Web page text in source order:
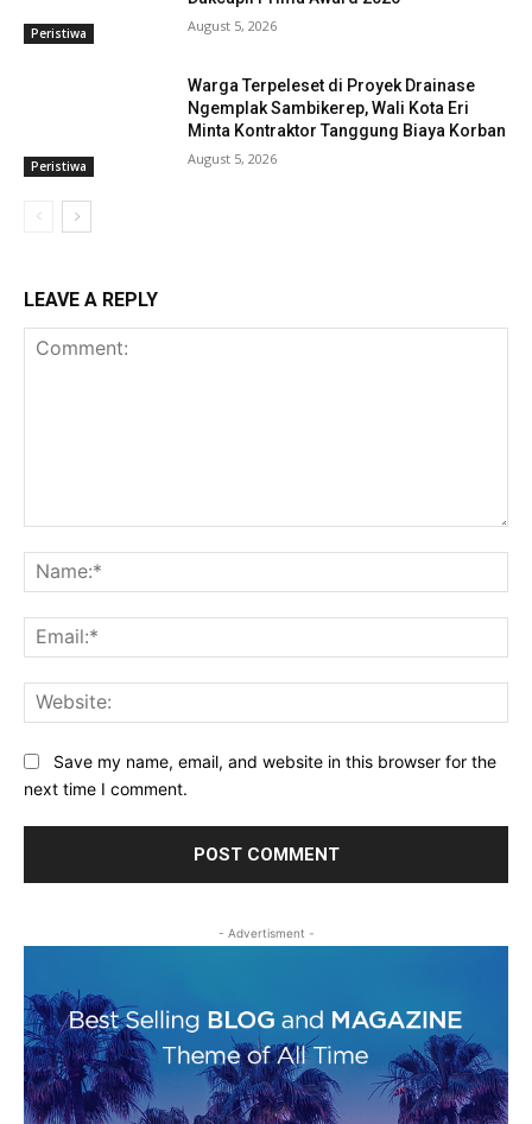
Peristiwa August 5, 2026
Peristiwa
Warga Terpeleset di Proyek Drainase
Ngemplak Sambikerep, Wali Kota Eri
Minta Kontraktor Tanggung Biaya Korban
August 5, 2026
LEAVE A REPLY
Save my name, email, and website in this browser for the
next time I comment.
- Advertisment -